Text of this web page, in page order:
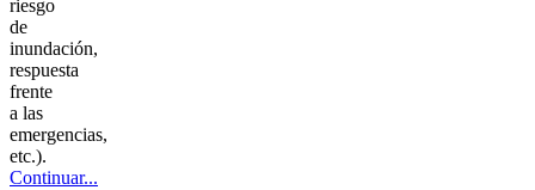
riesgo
de
inundación,
respuesta
frente
a las
emergencias,
etc.).
Continuar...